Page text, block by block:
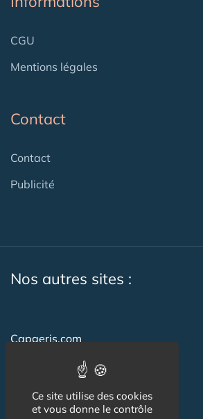
CGU
Mentions légales
Contact
Contact
Publicité
Nos autres sites :
Capgeris.com
Seniorissimmo.com
Emploi-formation-sante.com
Ce site utilise des cookies
et vous donne le contrôle